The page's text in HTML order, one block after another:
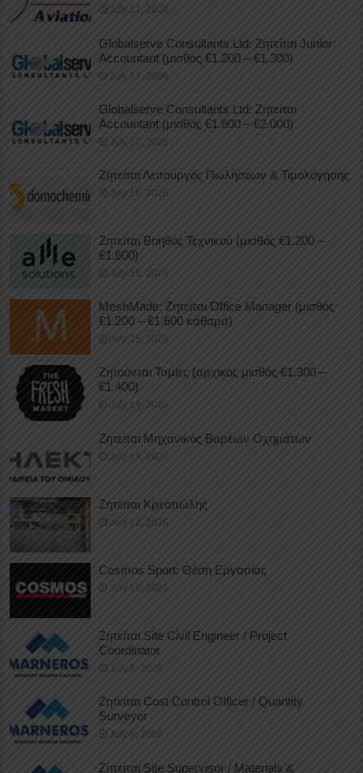
July 17, 2026
Globalserve Consultants Ltd: Ζητείται Junior
Accountant (μισθός €1.200 – €1.300)
July 17, 2026
Globalserve Consultants Ltd: Ζητείται
Accountant (μισθός €1.600 – €2.000)
July 17, 2026
Ζητείται Λειτουργός Πωλήσεων & Τιμολόγησης
July 16, 2026
Ζητείται Βοηθός Τεχνικού (μισθός €1.200 –
€1.600)
July 15, 2026
MeshMade: Ζητείται Office Manager (μισθός
€1.200 – €1.600 καθαρά)
July 15, 2026
Ζητούνται Ταμίες (αρχικός μισθός €1.300 –
€1.400)
July 14, 2026
Ζητείται Μηχανικός Βαρέων Οχημάτων
July 13, 2026
Ζητείται Κρεοπώλης
July 12, 2026
Cosmos Sport: Θέση Εργασίας
July 10, 2026
Ζητείται Site Civil Engineer / Project
Coordinator
July 9, 2026
Ζητείται Cost Control Officer / Quantity
Surveyor
July 9, 2026
Ζητείται Site Supervisor / Materials &